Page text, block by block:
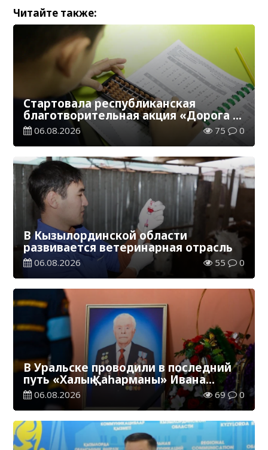
Читайте также:
Стартовала республиканская
благотворительная акция «Дорога в
школу»
06.08.2026 75 0
В Кызылординской области
развивается ветеринарная отрасль
06.08.2026 55 0
В Уральске проводили в последний
путь «Халық Қаһарманы» Ивана
Степановича Гапича
06.08.2026 69 0